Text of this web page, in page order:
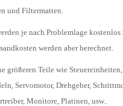
und Filtermatten.
je nach Problemlage kostenlos
werden aber berechnet.
größeren Teile wie Steuereinheiten,
Servomotor, Drehgeber,
Monitore, Platinen, usw..